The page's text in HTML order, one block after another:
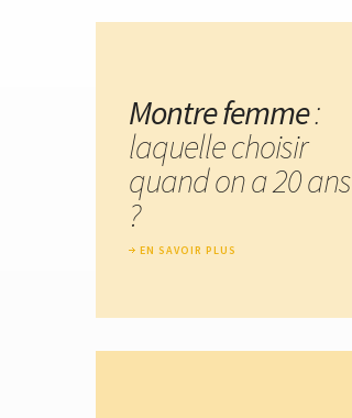
Montre femme:
laquelle choisir
quand on a 20 ans
?
EN SAVOIR PLUS